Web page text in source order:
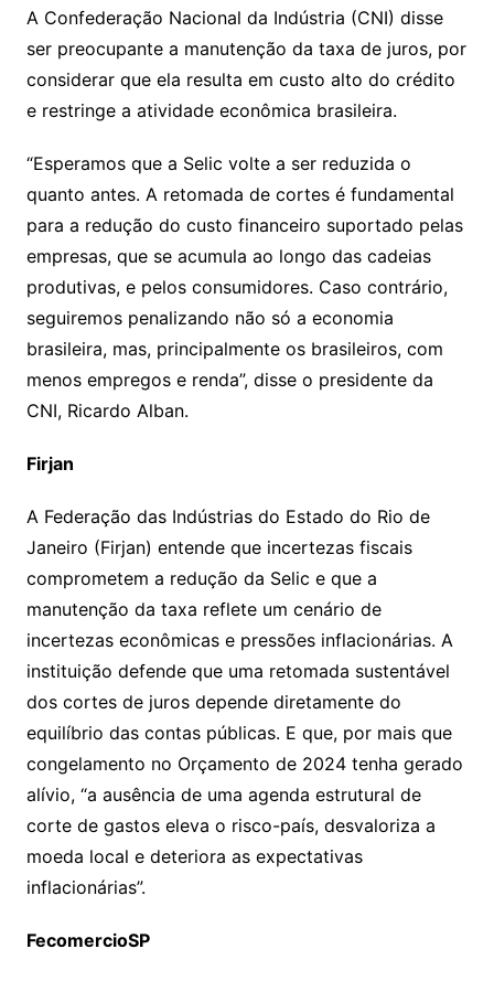
A Confederação Nacional da Indústria (CNI) disse
ser preocupante a manutenção da taxa de juros, por
considerar que ela resulta em custo alto do crédito
e restringe a atividade econômica brasileira.
“Esperamos que a Selic volte a ser reduzida o
quanto antes. A retomada de cortes é fundamental
para a redução do custo financeiro suportado pelas
empresas, que se acumula ao longo das cadeias
produtivas, e pelos consumidores. Caso contrário,
seguiremos penalizando não só a economia
brasileira, mas, principalmente os brasileiros, com
menos empregos e renda”, disse o presidente da
CNI, Ricardo Alban.
Firjan
A Federação das Indústrias do Estado do Rio de
Janeiro (Firjan) entende que incertezas fiscais
comprometem a redução da Selic e que a
manutenção da taxa reflete um cenário de
incertezas econômicas e pressões inflacionárias. A
instituição defende que uma retomada sustentável
dos cortes de juros depende diretamente do
equilíbrio das contas públicas. E que, por mais que
congelamento no Orçamento de 2024 tenha gerado
alívio, “a ausência de uma agenda estrutural de
corte de gastos eleva o risco-país, desvaloriza a
moeda local e deteriora as expectativas
inflacionárias”.
FecomercioSP